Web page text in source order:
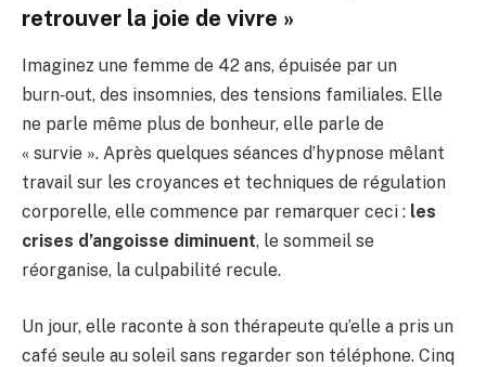
retrouver la joie de vivre »
Imaginez une femme de 42 ans, épuisée par un
burn‑out, des insomnies, des tensions familiales. Elle
ne parle même plus de bonheur, elle parle de
« survie ». Après quelques séances d’hypnose mêlant
travail sur les croyances et techniques de régulation
corporelle, elle commence par remarquer ceci : les
crises d’angoisse diminuent, le sommeil se
réorganise, la culpabilité recule.
Un jour, elle raconte à son thérapeute qu’elle a pris un
café seule au soleil sans regarder son téléphone. Cinq